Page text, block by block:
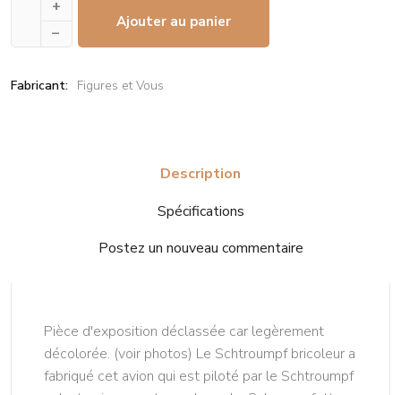
+
–
Ajouter au panier
Fabricant: Figures et Vous
Description
Spécifications
Postez un nouveau commentaire
Pièce d'exposition déclassée car legèrement
décolorée. (voir photos) Le Schtroumpf bricoleur a
fabriqué cet avion qui est piloté par le Schtroumpf